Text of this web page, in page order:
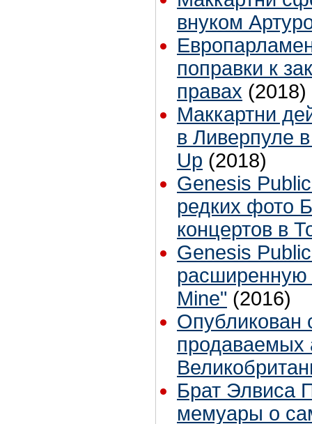
внуком
поправки к
правах (2018)
Маккартни
в Ливерпуле
Up (2018)
Genesis
редких фото
концертов в
Genesis
расширенную
Mine" (2016)
Опубликован
продаваемых
Брат Элвиса
мемуары о